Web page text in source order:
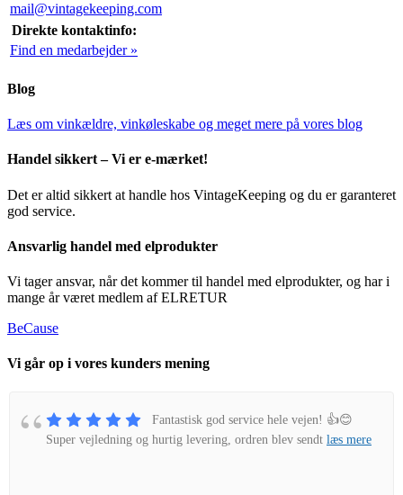
mail@vintagekeeping.com
Direkte kontaktinfo:
Find en medarbejder »
Blog
Læs om vinkældre, vinkøleskabe og meget mere på vores blog
Handel sikkert – Vi er e-mærket!
Det er altid sikkert at handle hos VintageKeeping og du er garanteret
god service.
Ansvarlig handel med elprodukter
Vi tager ansvar, når det kommer til handel med elprodukter, og har i
mange år været medlem af ELRETUR
BeCause
Vi går op i vores kunders mening
Fantastisk god service hele vejen! 👍😊
Super vejledning og hurtig levering, ordren blev sendt læs mere